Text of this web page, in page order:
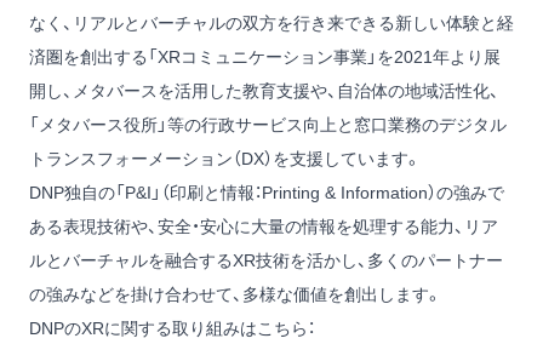
なく、リアルとバーチャルの双方を行き来できる新しい体験と経
済圏を創出する「XRコミュニケーション事業」を2021年より展
開し、メタバースを活用した教育支援や、自治体の地域活性化、
「メタバース役所」等の行政サービス向上と窓口業務のデジタル
トランスフォーメーション（DX）を支援しています。
DNP独自の「P&I」（印刷と情報：Printing & Information）の強みで
ある表現技術や、安全・安心に大量の情報を処理する能力、リア
ルとバーチャルを融合するXR技術を活かし、多くのパートナー
の強みなどを掛け合わせて、多様な価値を創出します。
DNPのXRに関する取り組みはこちら：